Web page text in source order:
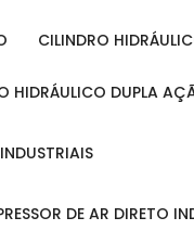
CILINDRO
HIDRÁULICO DUPLA
INDUSTRIAIS
DE AR DIRETO